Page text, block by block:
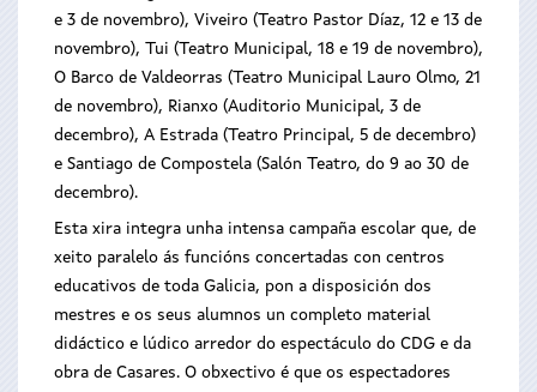
e 3 de novembro), Viveiro (Teatro Pastor Díaz, 12 e 13 de
novembro), Tui (Teatro Municipal, 18 e 19 de novembro),
O Barco de Valdeorras (Teatro Municipal Lauro Olmo, 21
de novembro), Rianxo (Auditorio Municipal, 3 de
decembro), A Estrada (Teatro Principal, 5 de decembro)
e Santiago de Compostela (Salón Teatro, do 9 ao 30 de
decembro).
Esta xira integra unha intensa campaña escolar que, de
xeito paralelo ás funcións concertadas con centros
educativos de toda Galicia, pon a disposición dos
mestres e os seus alumnos un completo material
didáctico e lúdico arredor do espectáculo do CDG e da
obra de Casares. O obxectivo é que os espectadores